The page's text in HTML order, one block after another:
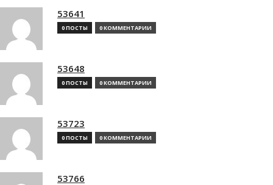
53641
0 ПОСТЫ 0 КОММЕНТАРИИ
53648
0 ПОСТЫ 0 КОММЕНТАРИИ
53723
0 ПОСТЫ 0 КОММЕНТАРИИ
53766